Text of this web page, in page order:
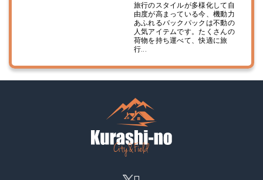
旅行のスタイルが多様化して自
由度が高まっている今、機動力
あふれるバックパックは不動の
人気アイテムです。たくさんの
荷物を持ち運べて、快適に旅
行...